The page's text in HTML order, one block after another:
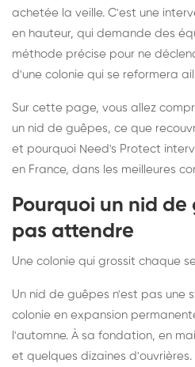
achetée la veille. C'est une
en hauteur, qui demande des
méthode précise pour ne
d'une colonie qui se reformera
Sur cette page, vous allez
un nid de guêpes, ce que
et pourquoi Need's Protect
en France, dans les meilleures
Pourquoi un nid
pas attendre
Une colonie qui grossit chaque
Un nid de guêpes n'est pas une
colonie en expansion
l'automne. À sa fondation, en
et quelques dizaines